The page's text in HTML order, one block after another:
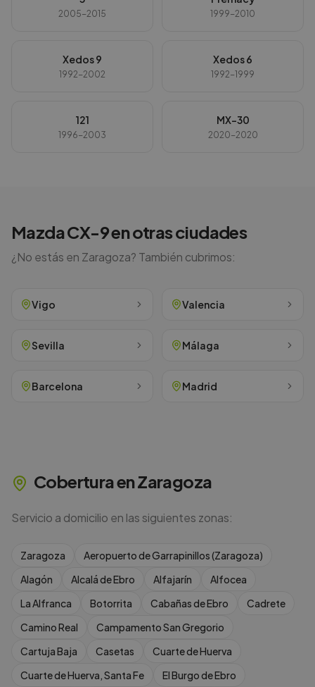
2005-2015 1999-2010
Xedos 9
1992-2002
Xedos 6
1992-1999
121
1996-2003
MX-30
2020-2020
MazdaCX-9en otras ciudades
¿No estás en Zaragoza? También cubrimos:
Vigo Valencia
Sevilla Málaga
Barcelona Madrid
Cobertura enZaragoza
Servicio a domicilio en las siguientes zonas:
Zaragoza
Aeropuerto de Garrapinillos (Zaragoza)
Alagón
Alcalá de Ebro Alfajarín
Alfocea
La Alfranca
Botorrita Cabañas de Ebro
Cadrete
Camino Real
Campamento San Gregorio
Cartuja Baja
Casetas
Cuarte de Huerva
Cuarte de Huerva, Santa Fe
El Burgo de Ebro